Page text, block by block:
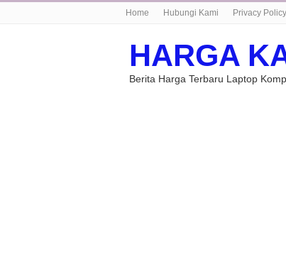
Home Hubungi Kami Privacy Policy
HARGA
Berita Harga Terbaru Laptop